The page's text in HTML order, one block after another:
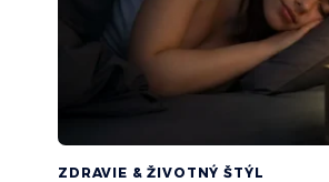
ZDRAVIE & ŽIVOTNÝ ŠTÝL